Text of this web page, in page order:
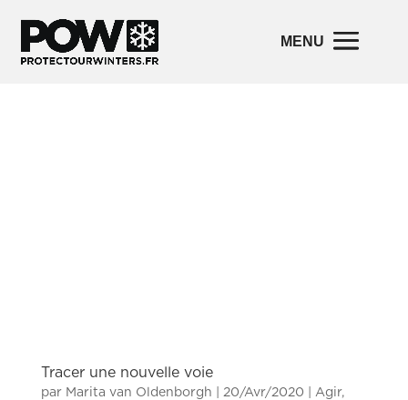
Tracer une nouvelle voie
par Marita van Oldenborgh 20/Avr/2020 Agir,